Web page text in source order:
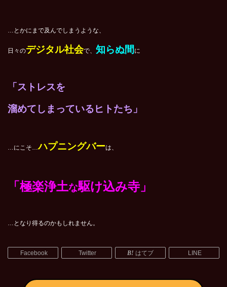
…とかにまで及んでしまうような、
日々のデジタル社会で、 知らぬ間 に
「ストレスを
溜めてしまっているヒトたち」
…にこそ…ハプニングバーは、
「極楽浄土な駆け込み寺」
…となり得るのかもしれません。
Facebook Twitter はてブ LINE